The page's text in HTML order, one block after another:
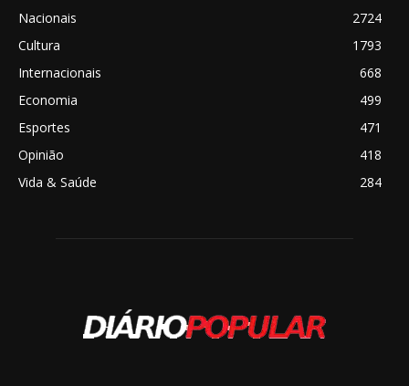
Nacionais
2724
Cultura
1793
Internacionais
668
Economia
499
Esportes
471
Opinião
418
Vida & Saúde
284